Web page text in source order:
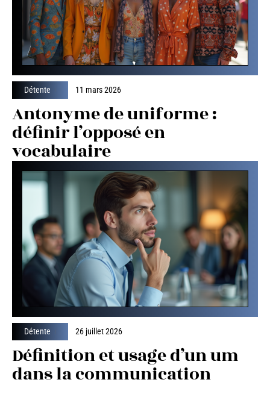
Détente 11 mars 2026
Antonyme de uniforme :
définir l’opposé en
vocabulaire
Détente 26 juillet 2026
Définition et usage d’un um
dans la communication